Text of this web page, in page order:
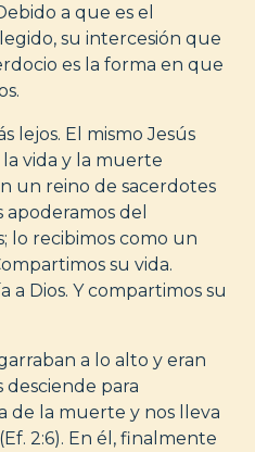
a que es el
su intercesión que
es la forma en que
lejos. El mismo Jesús
vida y la muerte
un reino de sacerdotes
apoderamos del
lo recibimos como un
su vida.
a Dios. Y compartimos su
a lo alto y eran
desciende para
de la muerte y nos lleva
2:6). En él, finalmente